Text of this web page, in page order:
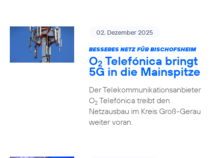
02. Dezember 2025
BESSERES NETZ FÜR BISCHOFSHEIM
O2 Telefónica bringt
5G in die Mainspitze
Der Telekommunikationsanbieter
O2Telefónica treibt den
Netzausbau im Kreis Groß-Gerau
weiter voran.